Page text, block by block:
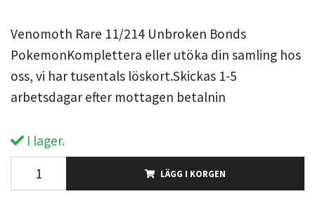
Venomoth Rare 11/214 Unbroken Bonds
PokemonKomplettera eller utöka din samling hos
oss, vi har tusentals löskort.Skickas 1-5
arbetsdagar efter mottagen betalnin
I lager.
LÄGG I KORGEN